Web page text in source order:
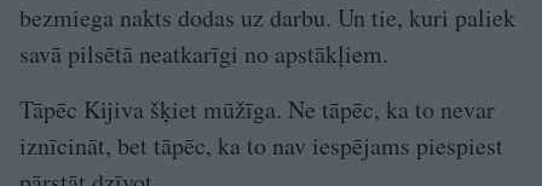
bezmiega nakts dodas uz darbu. Un tie, kuri paliek
savā pilsētā neatkarīgi no apstākļiem.
Tāpēc Kijiva šķiet mūžīga. Ne tāpēc, ka to nevar
iznīcināt, bet tāpēc, ka to nav iespējams piespiest